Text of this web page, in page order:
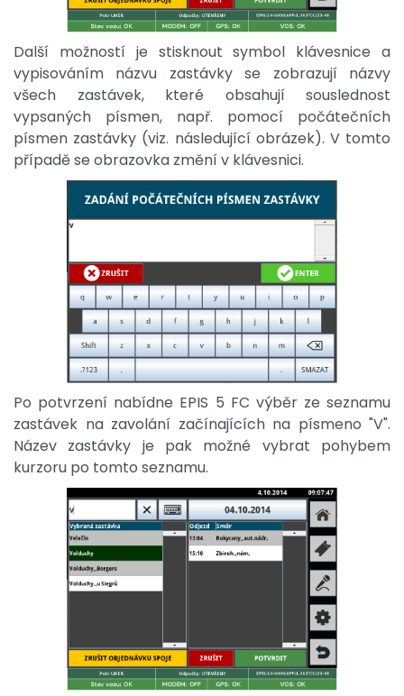
Další možností je stisknout symbol klávesnice a
vypisováním názvu zastávky se zobrazují názvy
všech zastávek, které obsahují souslednost
vypsaných písmen, např. pomocí počátečních
písmen zastávky (viz. následující obrázek). V tomto
případě se obrazovka změní v klávesnici.
Po potvrzení nabídne EPIS 5 FC výběr ze seznamu
zastávek na zavolání začínajících na písmeno "V".
Název zastávky je pak možné vybrat pohybem
kurzoru po tomto seznamu.